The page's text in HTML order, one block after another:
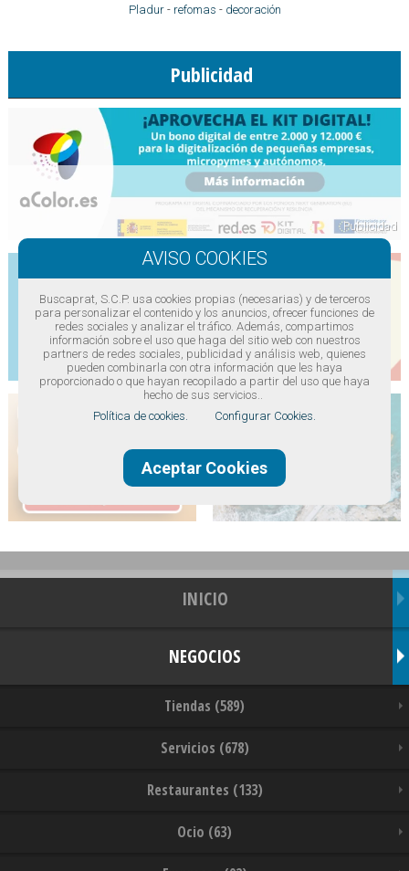
Pladur- refomas - decoración
Publicidad
INICIO
NEGOCIOS
Tiendas (589)
Servicios (678)
Restaurantes (133)
Ocio (63)
Buscaprat, S.C.P. usa cookies propias (necesarias) y de terceros
para personalizar el contenido y los anuncios, ofrecer funciones de
redes sociales y analizar el tráfico. Además, compartimos
información sobre el uso que haga del sitio web con nuestros
partners de redes sociales, publicidad y análisis web, quienes
pueden combinarla con otra información que les haya
proporcionado o que hayan recopilado a partir del uso que haya
hecho de sus servicios..
Política de cookies.
Configurar Cookies.
Aceptar Cookies